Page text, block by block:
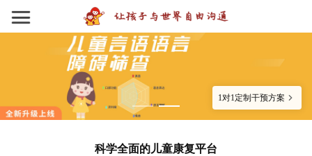
1对1定制干预方案
科学全面的儿童康复平台